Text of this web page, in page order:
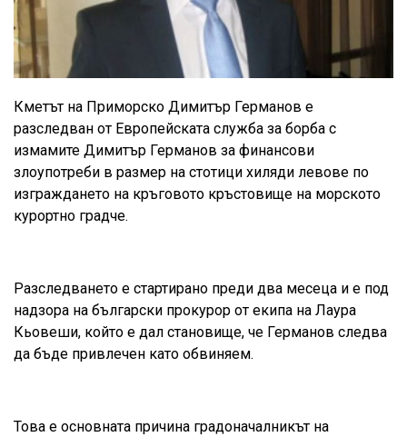
Кметът на Приморско Димитър Германов е
разследван от Европейската служба за борба с
измамите Димитър Германов за финансови
злоупотреби в размер на стотици хиляди левове по
изграждането на кръговото кръстовище на морското
курортно градче.
Разследването е стартирано преди два месеца и е под
надзора на български прокурор от екипа на Лаура
Кьовеши, който е дал становище, че Германов следва
да бъде привлечен като обвиняем.
Това е основната причина градоначалникът на